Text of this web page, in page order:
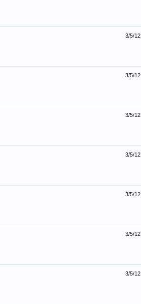
3/5/12
3/5/12
3/5/12
3/5/12
3/5/12
3/5/12
3/5/12